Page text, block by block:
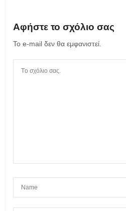
Αφήστε το σχόλιο σας
Το e-mail δεν θα εμφανιστεί.